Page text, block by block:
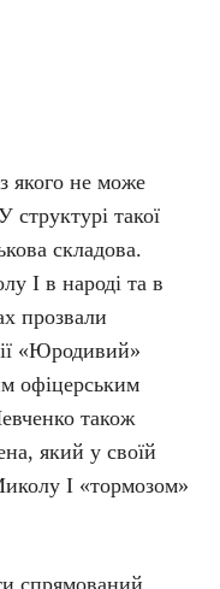
якого не може
структурі такої
складова.
І в народі та в
прозвали
«Юродивий»
офіцерським
також
який у своїй
І «тормозом»
спрямований